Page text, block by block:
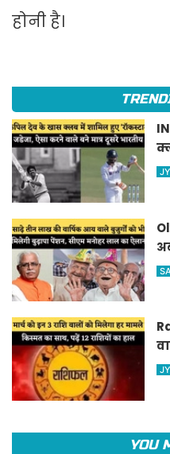
होनी है।
YOU